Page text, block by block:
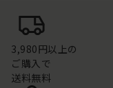
3,980円以上の
ご購入で
送料無料